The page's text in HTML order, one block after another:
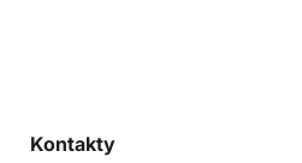
Kontakty